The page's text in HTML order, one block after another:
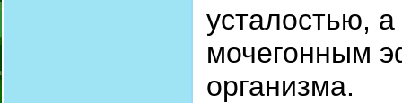
усталостью,
мочегонным
организма.